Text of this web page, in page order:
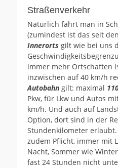
Straßenverkehr
Natürlich fährt man in
(zumindest ist das seit
Innerorts gilt wie bei uns
immer mehr Ortschaften
inzwischen auf 40 km/h
Autobahn gilt: maximal
Pkw, für Lkw und Autos
km/h. Und auch auf
Option, dort sind in der
Stundenkilometer
zudem Pflicht, immer mit
Nacht, Sommer wie
fast 24 Stunden nicht